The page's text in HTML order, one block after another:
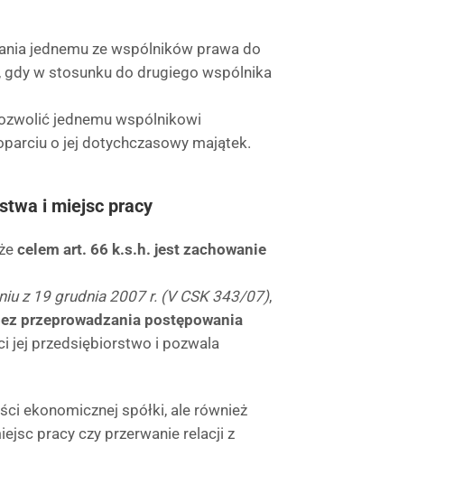
jednemu ze wspólników prawa do
gdy w stosunku do drugiego wspólnika
jednemu wspólnikowi
o jej dotychczasowy majątek.
i miejsc pracy
celem art. 66 k.s.h. jest zachowanie
z 19 grudnia 2007 r. (V CSK 343/07),
przeprowadzania postępowania
jej przedsiębiorstwo i pozwala
ekonomicznej spółki, ale również
pracy czy przerwanie relacji z